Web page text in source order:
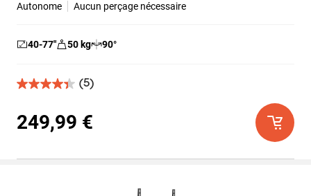
Autonome Aucun perçage nécessaire
40-77″ 50 kg 90°
(5)
4.4
5
étoiles.
avis
249,99 €